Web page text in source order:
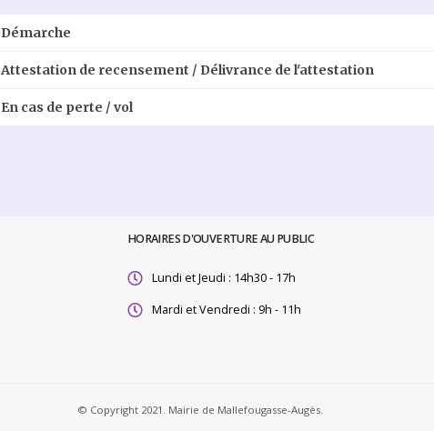
Démarche
Attestation de recensement / Délivrance de l'attestation
En cas de perte / vol
HORAIRES D'OUVERTURE AU PUBLIC
Lundi et Jeudi : 14h30 - 17h
Mardi et Vendredi : 9h - 11h
© Copyright 2021. Mairie de Mallefougasse-Augès.